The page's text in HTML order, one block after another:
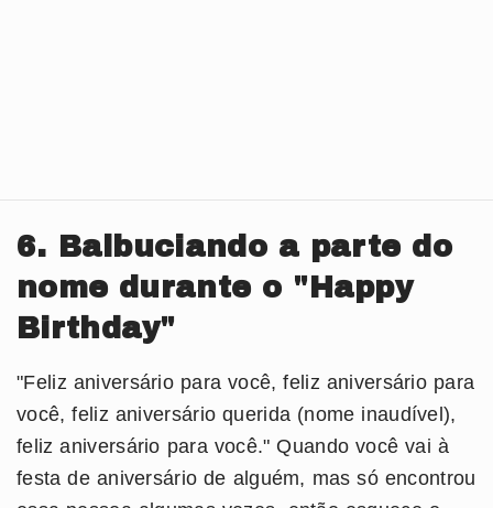
6. Balbuciando a parte do
nome durante o "Happy
Birthday"
"Feliz aniversário para você, feliz aniversário para
você, feliz aniversário querida (nome inaudível),
feliz aniversário para você." Quando você vai à
festa de aniversário de alguém, mas só encontrou